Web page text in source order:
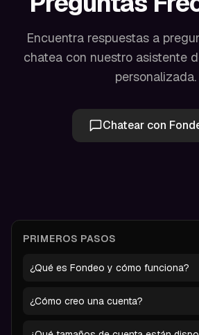
Encuentra respuestas a
chatea con nuestro asistente
personalizada.
Chatear con
PRIMEROS PASOS
¿Qué es Fondeo y cómo funciona?
¿Cómo creo una cuenta?